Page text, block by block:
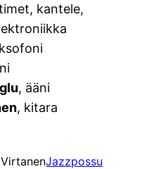
kantele,
, ääni
, kitara
Jazzpossu